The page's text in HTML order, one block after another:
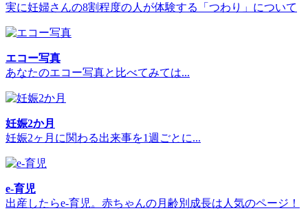
実に妊婦さんの8割程度の人が体験する「つわり」について
エコー写真
あなたのエコー写真と比べてみては...
妊娠2か月
妊娠2ヶ月に関わる出来事を1週ごとに...
e-育児
出産したらe-育児。赤ちゃんの月齢別成長は人気のページ！